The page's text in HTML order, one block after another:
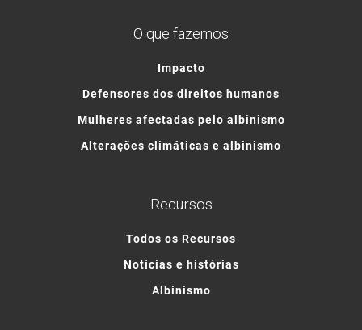
O que fazemos
Impacto
Defensores dos direitos humanos
Mulheres afectadas pelo albinismo
Alterações climáticas e albinismo
Recursos
Todos os Recursos
Notícias e histórias
Albinismo